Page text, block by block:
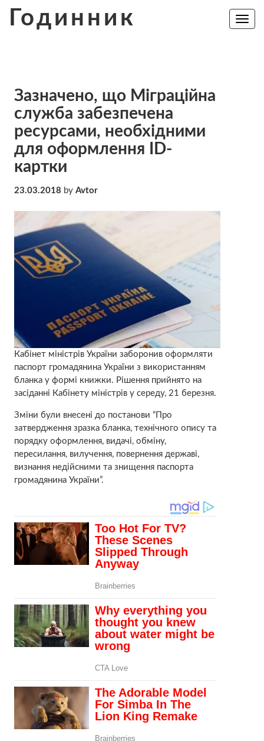
Годинник
Toggle
Зазначено, що Міграційна
служба забезпечена
ресурсами, необхідними
для оформлення ID-
картки
23.03.2018 by Avtor
Кабінет міністрів України заборонив оформляти
паспорт громадянина України з використанням
бланка у формі книжки. Рішення прийнято на
засіданні Кабінету міністрів у середу, 21 березня.
Зміни були внесені до постанови “Про
затвердження зразка бланка, технічного опису та
порядку оформлення, видачі, обміну,
пересилання, вилучення, повернення державі,
визнання недійсними та знищення паспорта
громадянина України”.